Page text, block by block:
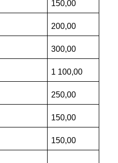
150,00
200,00
300,00
1 100,00
250,00
150,00
150,00